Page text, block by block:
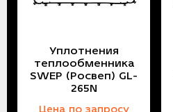
Уплотнения
теплообменника
SWEP (Росвеп) GL-
265N
Цена по запросу